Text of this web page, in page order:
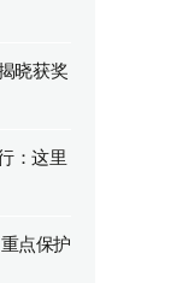
晓获奖
：这里
点保护